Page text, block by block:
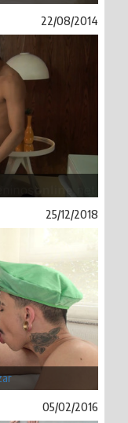
22/08/2014
25/12/2018
05/02/2016